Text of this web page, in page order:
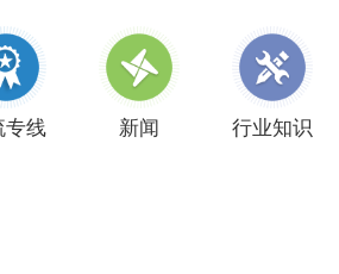
专线 新闻 行业知识